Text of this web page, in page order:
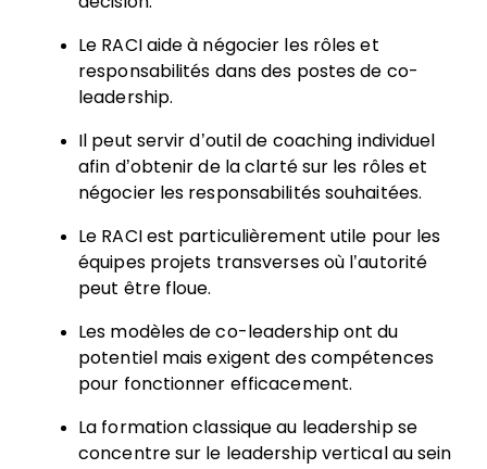
Le RACI aide à négocier les rôles et
responsabilités dans des postes de co-
leadership.
Il peut servir d’outil de coaching individuel
afin d’obtenir de la clarté sur les rôles et
négocier les responsabilités souhaitées.
Le RACI est particulièrement utile pour les
équipes projets transverses où l’autorité
peut être floue.
Les modèles de co-leadership ont du
potentiel mais exigent des compétences
pour fonctionner efficacement.
La formation classique au leadership se
concentre sur le leadership vertical au sein